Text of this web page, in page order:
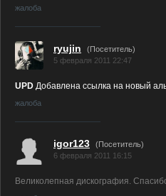
жалоба
ryujin
(Посетитель)
5 февраля 2011 22:47
UPD Добавлена ссылка на новый
жалоба
igor123
(Посетитель)
6 февраля 2011 16:15
Великолепная дискография.